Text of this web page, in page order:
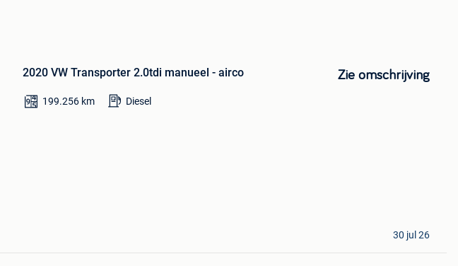
2020 VW Transporter 2.0tdi manueel - airco Zie omschrijving
199.256 km Diesel
30 jul 26